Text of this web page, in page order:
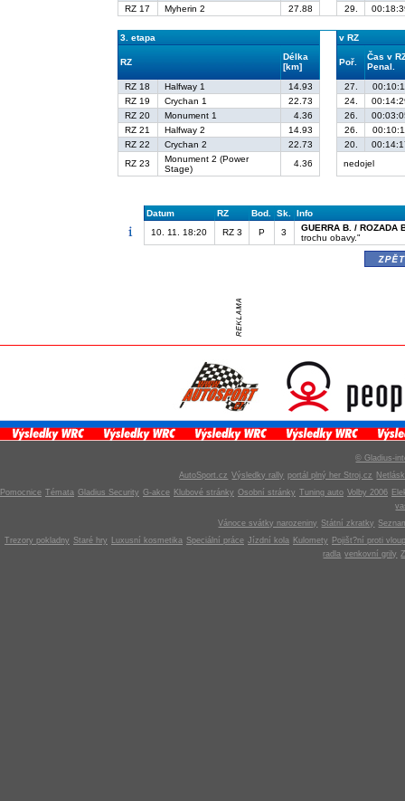
RZ 17
Myherin 2 27.88 29.
3. etapa v RZ
RZ
Délka
[km]
Poř.
Čas v
Penal.
RZ 18
Halfway 1 14.93 27.
RZ 19
Crychan 1 22.73 24.
RZ 20
Monument 1 4.36 26.
RZ 21
Halfway 2 14.93 26.
RZ 22
Crychan 2 22.73 20.
RZ 23
Monument 2 (Power
Stage)
4.36 nedojel
Datum RZ Bod. Sk.
Info
10. 11. 18:20
RZ 3 P 3
GUERRA B. / ROZADA
trochu obavy."
© Gladius-
AutoSport.cz Výsledky rally portál plný her Stroj.cz
Pomocnice Témata Gladius Security G-akce Klubové stránky Osobní stránky Tuning auto Volby 2006
Vánoce svátky narozeniny Státní zkratky
Trezory pokladny Staré hry Luxusní kosmetika Speciální práce Jízdní kola Kulomety
Pojišt?ní proti
radla venkovní grily